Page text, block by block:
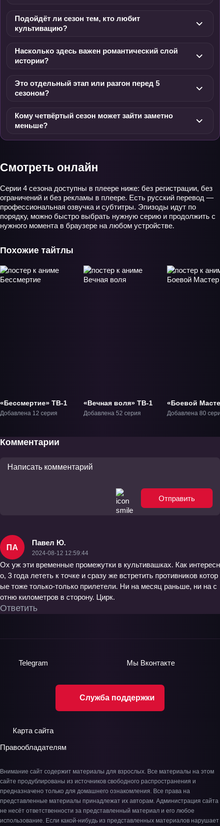
Подойдёт ли сезон тем, кто любит
культивацию?
Насколько здесь важен романтический слой
истории?
Это отдельный этап или разгон перед 5
сезоном?
Кому четвёртый сезон может зайти заметно
меньше?
Смотреть онлайн
Серии 4 сезона доступны в плеере ниже: без регистрации, без
ограничений и без рекламы в плеере. Есть русский перевод —
профессиональная озвучка и субтитры. Эпизоды идут по
порядку, можно быстро выбрать нужную серию и продолжить с
нужного момента в браузере на любом устройстве.
Похожие тайтлы
«Бессмертие» ТВ-1
Добавлена 12 серия
«Вечная воля» ТВ-1
Добавлена 52 серия
«Боевой
ТВ-1
Добавлена 80
Комментарии
Отправить
ПА
Павел Ю.
2024-08-12 12:59:44
Ох уж эти временные промежутки в культивашках. Как интересн
о, 3 года лететь к точке и сразу же встретить противников котор
ые тоже только-только прилетели. Ни на месяц раньше, ни на с
отню километров в сторону. Цирк.
Ответить
Служба поддержки
Telegram Мы Вконтакте
Карта сайта
Правообладателям
Внимание сайт содержит материалы для взрослых. Все материалы на этом
сайте продублированы из источников свободного распространения и
предназначено только для домашнего ознакомления. Все права на
представленные материалы принадлежат их авторам. Администрация сайта
не несёт ответственности за представленный материал и его любое
использование. Если какой-нибудь из представленных материалов нарушает